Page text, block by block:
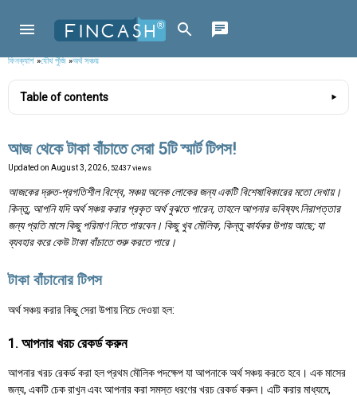
ফিনক্যাশ»যৌথ পুঁজি»অর্থ সঞ্চয়
Table of contents
আজ থেকে টাকা বাঁচাতে সেরা 5টি স্মার্ট টিপস!
Updated on August 3, 2026 , 52437 views
আজকের দ্রুত-প্রগতিশীল বিশ্বে, সঞ্চয় অনেক লোকের জন্য একটি বিশেষাধিকারের মতো দেখায়।
কিন্তু, আপনি যদি অর্থ সঞ্চয় করার প্রকৃত অর্থ বুঝতে পারেন, তাহলে আপনার ভবিষ্যৎ নিরাপত্তার
জন্য প্রতি মাসে কিছু পরিমাণ নিতে পারবেন। কিছু খুব মৌলিক, কিন্তু কার্যকর উপায় আছে; যা
ব্যবহার করে কেউ টাকা বাঁচাতে শুরু করতে পারে।
টাকা বাঁচানোর টিপস
অর্থ সঞ্চয় করার কিছু সেরা উপায় নিচে দেওয়া হল:
1. আপনার খরচ রেকর্ড করুন
আপনার খরচ রেকর্ড করা হল প্রথম মৌলিক পদক্ষেপ যা আপনাকে অর্থ সঞ্চয় করতে হবে। এক মাসের
জন্য, একটি চেক রাখুন এবং আপনার করা সমস্ত ধরণের খরচ রেকর্ড করুন। এটি করার মাধ্যমে,